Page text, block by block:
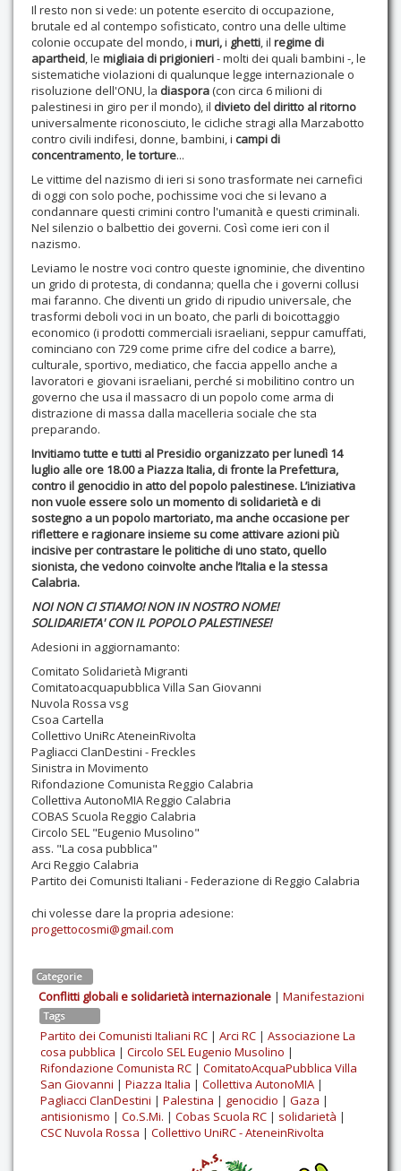
Il resto non si vede: un potente esercito di occupazione,
brutale ed al contempo sofisticato, contro una delle ultime
colonie occupate del mondo, i muri,i ghetti, il regime di
apartheid, le migliaia di prigionieri- molti dei quali bambini -, le
sistematiche violazioni di qualunque legge internazionale o
risoluzione dell'ONU, la diaspora(con circa 6 milioni di
palestinesi in giro per il mondo), il divieto del diritto al ritorno
universalmente riconosciuto, le cicliche stragi alla Marzabotto
contro civili indifesi, donne, bambini, i campi di
concentramento,le torture...
Le vittime del nazismo di ieri si sono trasformate nei carnefici
di oggi con solo poche, pochissime voci che si levano a
condannare questi crimini contro l'umanità e questi criminali.
Nel silenzio o balbettio dei governi. Così come ieri con il
nazismo.
Leviamo le nostre voci contro queste ignominie, che diventino
un grido di protesta, di condanna; quella che i governi collusi
mai faranno. Che diventi un grido di ripudio universale, che
trasformi deboli voci in un boato, che parli di boicottaggio
economico (i prodotti commerciali israeliani, seppur camuffati,
cominciano con 729 come prime cifre del codice a barre),
culturale, sportivo, mediatico, che faccia appello anche a
lavoratori e giovani israeliani, perché si mobilitino contro un
governo che usa il massacro di un popolo come arma di
distrazione di massa dalla macelleria sociale che sta
preparando.
Invitiamo tutte e tutti al Presidio organizzato per lunedì 14
luglio alle ore 18.00 a Piazza Italia, di fronte la Prefettura,
contro il genocidio in atto del popolo palestinese. L’iniziativa
non vuole essere solo un momento di solidarietà e di
sostegno a un popolo martoriato, ma anche occasione per
riflettere e ragionare insieme su come attivare azioni più
incisive per contrastare le politiche di uno stato, quello
sionista, che vedono coinvolte anche l’Italia e la stessa
Calabria.
NOI NON CI STIAMO! NON IN NOSTRO NOME!
SOLIDARIETA' CON IL POPOLO PALESTINESE!
Adesioni in aggiornamanto:
Comitato Solidarietà Migranti
Comitatoacquapubblica Villa San Giovanni
Nuvola Rossa vsg
Csoa Cartella
Collettivo UniRc AteneinRivolta
Pagliacci ClanDestini - Freckles
Sinistra in Movimento
Rifondazione Comunista Reggio Calabria
Collettiva AutonoMIA Reggio Calabria
COBAS Scuola Reggio Calabria
Circolo SEL "Eugenio Musolino"
ass. "La cosa pubblica"
Arci Reggio Calabria
Partito dei Comunisti Italiani - Federazione di Reggio Calabria
chi volesse dare la propria adesione:
progettocosmi@gmail.com
Categorie
Conflitti globali e solidarietà internazionale | Manifestazioni
Tags
Partito dei Comunisti Italiani RC | Arci RC | Associazione La
cosa pubblica | Circolo SEL Eugenio Musolino |
Rifondazione Comunista RC | ComitatoAcquaPubblica Villa
San Giovanni | Piazza Italia | Collettiva AutonoMIA |
Pagliacci ClanDestini | Palestina | genocidio | Gaza |
antisionismo | Co.S.Mi. | Cobas Scuola RC | solidarietà |
CSC Nuvola Rossa | Collettivo UniRC - AteneinRivolta